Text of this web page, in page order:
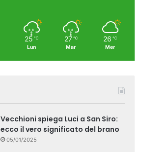
25 ℃
Lun
27 ℃
Mar
26 ℃
Mer
Vecchioni spiega Luci a San Siro:
ecco il vero significato del brano
05/01/2025